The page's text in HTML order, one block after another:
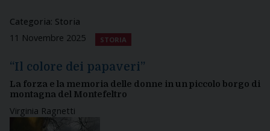
Categoria: Storia
11 Novembre 2025
STORIA
“Il colore dei papaveri”
La forza e la memoria delle donne in un piccolo borgo di
montagna del Montefeltro
Virginia Ragnetti